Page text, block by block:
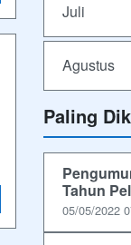
Juli
Agustus
Paling
Tahun
05/05/2022